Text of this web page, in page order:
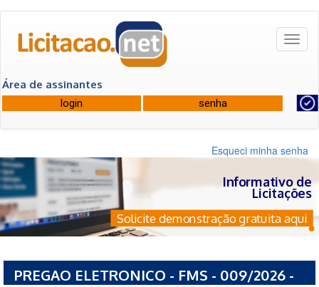
Área de assinantes
Esqueci minha senha
Informativo de
Licitações
Solicite demonstração gratuita aqui
PREGAO ELETRONICO - FMS - 009/2026 -